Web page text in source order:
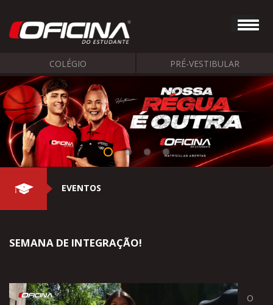
COLÉGIO PRÉ-VESTIBULAR
EVENTOS
SEMANA DE INTEGRAÇÃO!
O